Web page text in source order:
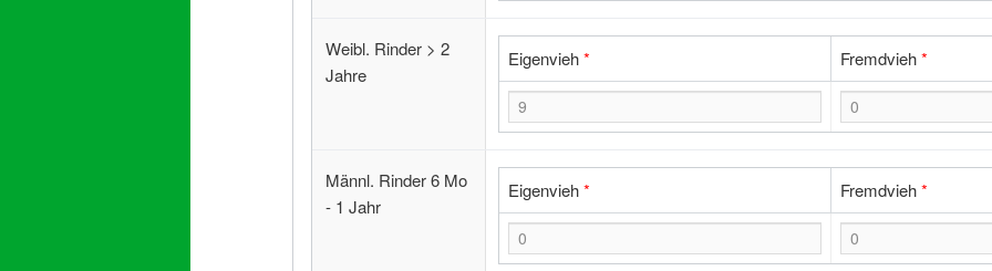
Weibl. Rinder > 2
Jahre
Eigenvieh* Fremdvieh*
Männl. Rinder 6 Mo
- 1 Jahr
Eigenvieh* Fremdvieh*